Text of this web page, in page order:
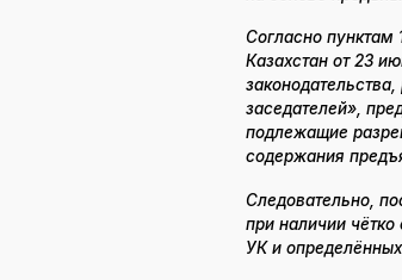
Согласно пунктам
Казахстан от 23
заседателей»,
подлежащие
содержания
Следовательно,
при наличии
УК и